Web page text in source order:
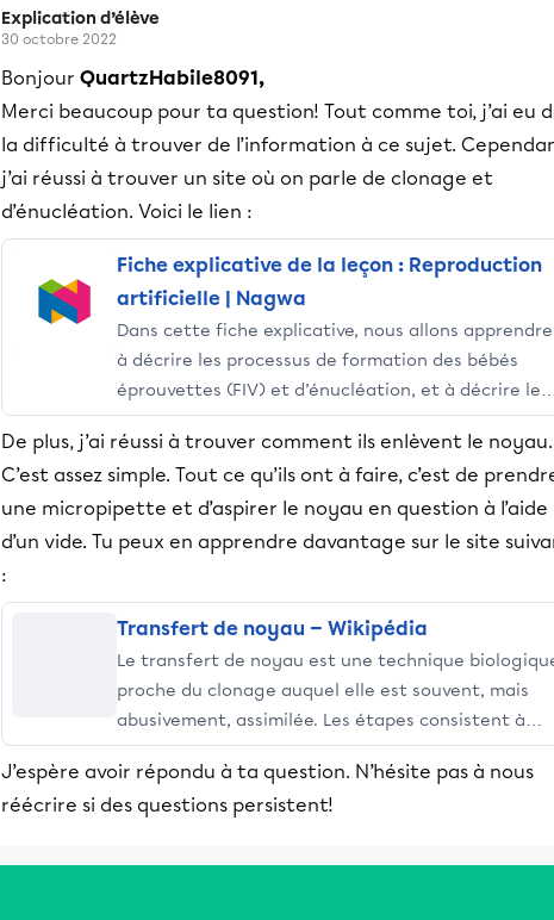
Explication d’élève
30 octobre 2022
Bonjour QuartzHabile8091,
Merci beaucoup pour ta question! Tout comme toi, j’ai eu
la difficulté à trouver de l’information à ce sujet.
j’ai réussi à trouver un site où on parle de clonage et
d’énucléation. Voici le lien :
Fiche explicative de la leçon : Reproduction
artificielle | Nagwa
Dans cette fiche explicative, nous allons apprendre
à décrire les processus de formation des bébés
éprouvettes (FIV) et d’énucléation, et à décrire le
rôle des banques de gamètes dans la reproduction
artificielle.
De plus, j’ai réussi à trouver comment ils enlèvent le noyau.
C’est assez simple. Tout ce qu’ils ont à faire, c’est de
une micropipette et d’aspirer le noyau en question à l’aide
d’un vide. Tu peux en apprendre davantage sur le site
:
Transfert de noyau — Wikipédia
Le transfert de noyau est une technique
proche du clonage auquel elle est souvent, mais
abusivement, assimilée. Les étapes consistent à
retirer l’ADN d’un ovocyte (ovule non fécondée) et
y injecter en remplacement un noyau contenant
l’ADN que l'on désire cloner.
J’espère avoir répondu à ta question. N’hésite pas à nous
réécrire si des questions persistent!